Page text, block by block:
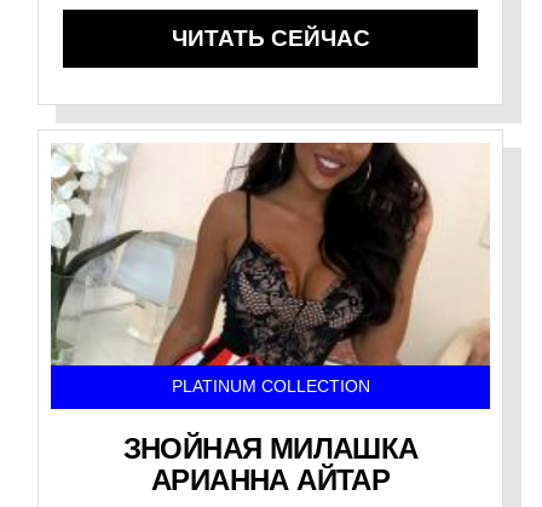
ЧИТАТЬ СЕЙЧАС
PLATINUM COLLECTION
ЗНОЙНАЯ МИЛАШКА
АРИАННА АЙТАР